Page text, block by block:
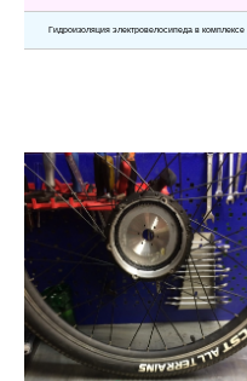
Гидроизоляция электровелосипеда в комплексе